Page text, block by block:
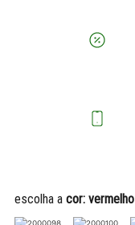
escolha a cor: vermelho